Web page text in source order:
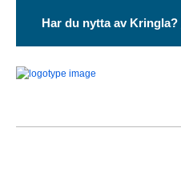
Har du nytta av Kringla?